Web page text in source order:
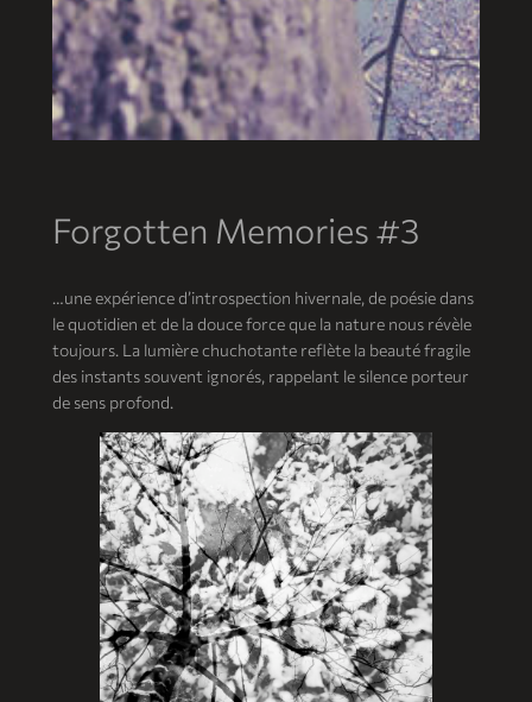
Forgotten Memories #3
…une expérience d’introspection hivernale, de poésie dans
le quotidien et de la douce force que la nature nous révèle
toujours. La lumière chuchotante reflète la beauté fragile
des instants souvent ignorés, rappelant le silence porteur
de sens profond.